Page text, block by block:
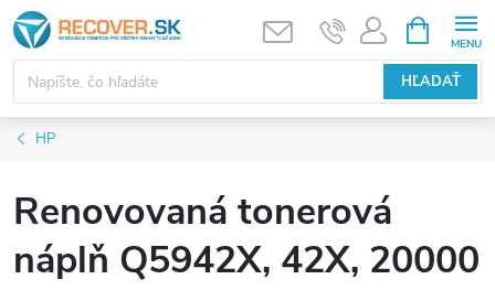
Prejsť
na
obsah
HĽADAŤ
KOŠÍK
HP
Renovovaná tonerová
náplň Q5942X, 42X, 20000